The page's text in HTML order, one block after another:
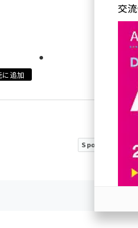
に追加
Sponsored
交
参